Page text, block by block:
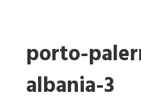
porto-
albania-3